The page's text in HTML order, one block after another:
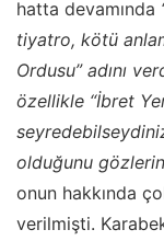
hatta devamında
tiyatro, kötü
Ordusu” adını
özellikle “İbret
olduğunu
onun hakkında
verilmişti.